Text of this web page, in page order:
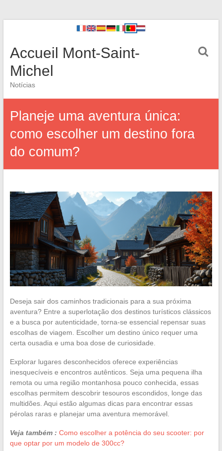
Accueil Mont-Saint-
Michel
Notícias
Planeje uma aventura única:
como escolher um destino fora
do comum?
Deseja sair dos caminhos tradicionais para a sua próxima
aventura? Entre a superlotação dos destinos turísticos clássicos
e a busca por autenticidade, torna-se essencial repensar suas
escolhas de viagem. Escolher um destino único requer uma
certa ousadia e uma boa dose de curiosidade.
Explorar lugares desconhecidos oferece experiências
inesquecíveis e encontros autênticos. Seja uma pequena ilha
remota ou uma região montanhosa pouco conhecida, essas
escolhas permitem descobrir tesouros escondidos, longe das
multidões. Aqui estão algumas dicas para encontrar essas
pérolas raras e planejar uma aventura memorável.
Veja também : Como escolher a potência do seu scooter: por
que optar por um modelo de 300cc?